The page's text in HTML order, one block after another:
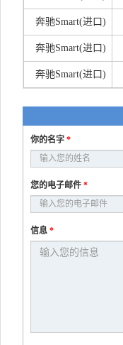
奔驰Smart(进口)
奔驰Smart(进口)
奔驰Smart(进口)
你的名字 *
您的电子邮件 *
信息 *